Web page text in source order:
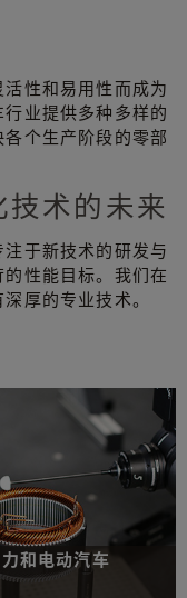
性和易用性而成为
业提供多种多样的
个生产阶段的零部
术的未来
于新技术的研发与
性能目标。我们在
厚的专业技术。
和电动汽车